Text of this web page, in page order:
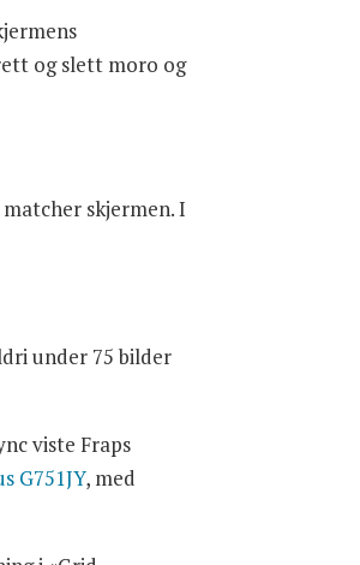
og slett moro og
skjermen. I
under 75 bilder
viste Fraps
G751JY, med